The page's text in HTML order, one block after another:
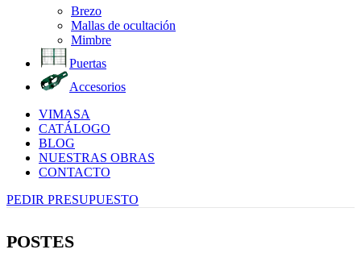
Brezo
Mallas de ocultación
Mimbre
Puertas
Accesorios
VIMASA
CATÁLOGO
BLOG
NUESTRAS OBRAS
CONTACTO
PEDIR PRESUPUESTO
POSTES